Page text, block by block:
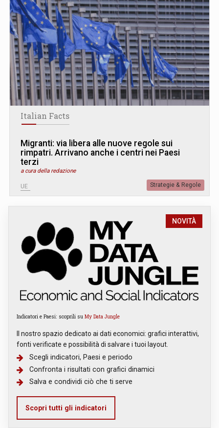
Italian Facts
Migranti: via libera alle nuove regole sui
rimpatri. Arrivano anche i centri nei Paesi
terzi
a cura della redazione
UE Strategie & Regole
NOVITÀ
Indicatori e Paesi: scoprili su My Data Jungle
Il nostro spazio dedicato ai dati economici: grafici interattivi,
fonti verificate e possibilità di salvare i tuoi layout.
Scegli indicatori, Paesi e periodo
Confronta i risultati con grafici dinamici
Salva e condividi ciò che ti serve
Scopri tutti gli indicatori